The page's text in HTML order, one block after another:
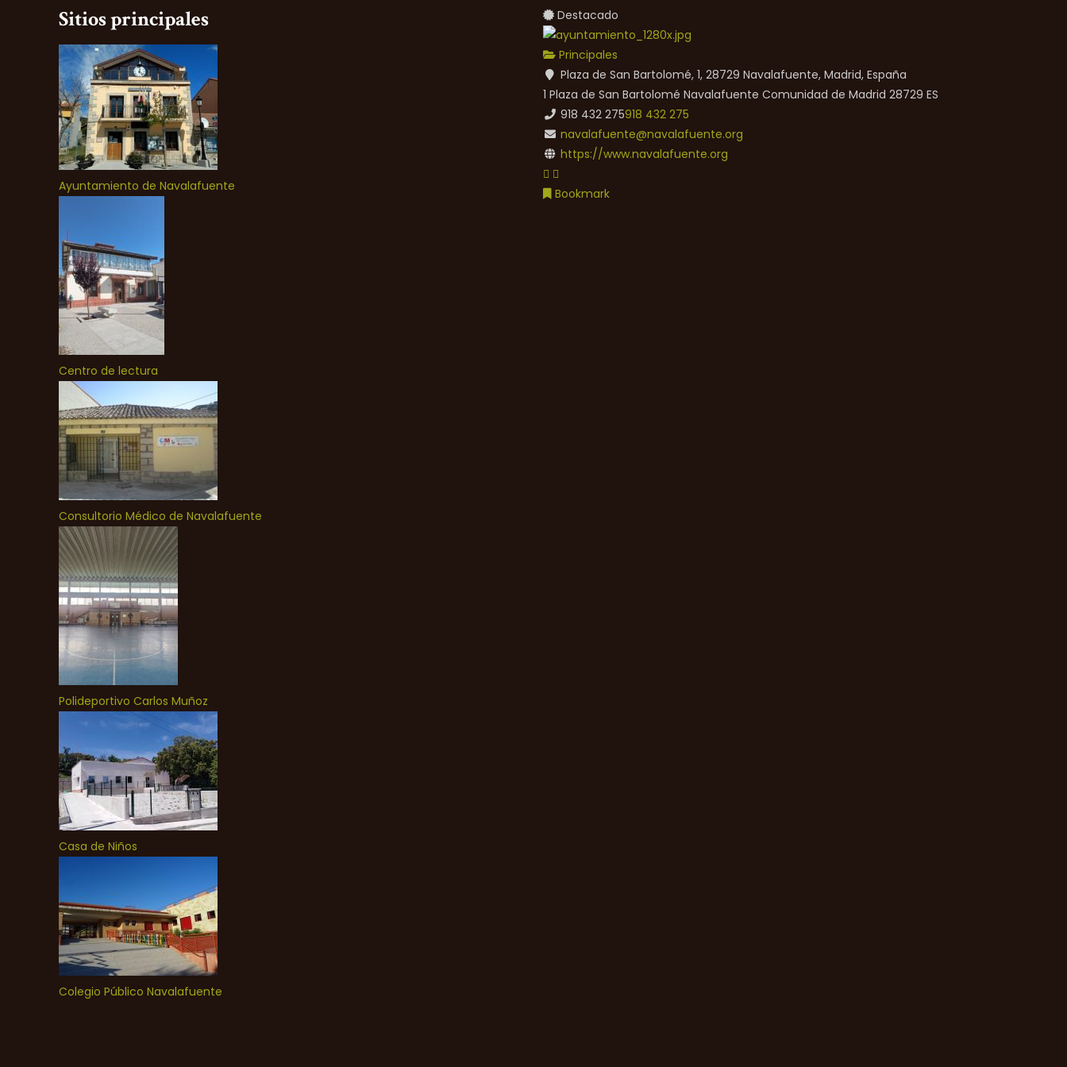
Sitios principales
Ayuntamiento de Navalafuente
Centro de lectura
Consultorio Médico de Navalafuente
Polideportivo Carlos Muñoz
Casa de Niños
Colegio Público Navalafuente
Destacado
Principales
Plaza de San Bartolomé, 1, 28729 Navalafuente, Madrid, España
1 Plaza de San Bartolomé Navalafuente Comunidad de Madrid 28729 ES
918 432 275918 432 275
navalafuente@navalafuente.org
https://www.navalafuente.org
Bookmark